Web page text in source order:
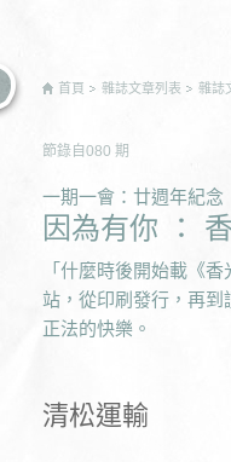
首頁 雜誌文章列表 雜誌
節錄自 080 期
一期一會：廿週年紀念
因為有你 ：
「什麼時後開始載《
站，從印刷發行，再
正法的快樂。
清松運輸